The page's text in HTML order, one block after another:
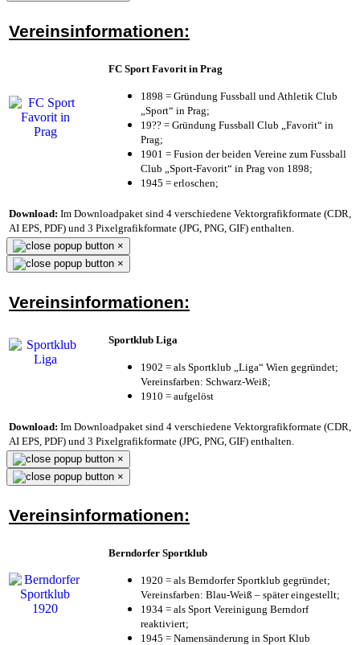
Vereinsinformationen:
FC Sport Favorit in Prag
1898 = Gründung Fussball und Athletik Club
„Sport“ in Prag;
19?? = Gründung Fussball Club „Favorit“ in
Prag;
1901 = Fusion der beiden Vereine zum Fussball
Club „Sport-Favorit“ in Prag von 1898;
1945 = erloschen;
Download: Im Downloadpaket sind 4 verschiedene Vektorgrafikformate (CDR,
AI EPS, PDF) und 3 Pixelgrafikformate (JPG, PNG, GIF) enthalten.
×
×
Vereinsinformationen:
Sportklub Liga
1902 = als Sportklub „Liga“ Wien gegründet;
Vereinsfarben: Schwarz-Weiß;
1910 = aufgelöst
Download: Im Downloadpaket sind 4 verschiedene Vektorgrafikformate (CDR,
AI EPS, PDF) und 3 Pixelgrafikformate (JPG, PNG, GIF) enthalten.
×
×
Vereinsinformationen:
Berndorfer Sportklub
1920 = als Berndorfer Sportklub gegründet;
Vereinsfarben: Blau-Weiß – später eingestellt;
1934 = als Sport Vereinigung Berndorf
reaktiviert;
1945 = Namensänderung in Sport Klub